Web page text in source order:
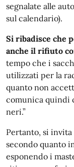
segnalate alle
sul calendario).
Si ribadisce che
anche il rifiuto
tempo che i
utilizzati per la
quanto non
comunica quindi
neri.”
Pertanto, si
secondo quanto
esponendo i